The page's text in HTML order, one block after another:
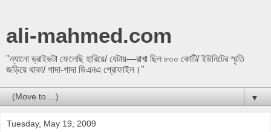
ali-mahmed.com
"ন্যানো ড্রাইভটা ফেলেছি হারিয়ে/ যেটায়—রাখা ছিল ৮০০ কোটি/ ইউনিটের স্মৃতি
জড়িয়ে থাকা/ গাদা-গাদা ডিএনএ প্রোফাইল।"
▼
Tuesday, May 19, 2009